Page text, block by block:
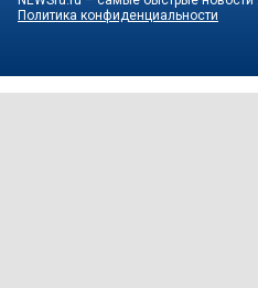
Политика конфиденциальности